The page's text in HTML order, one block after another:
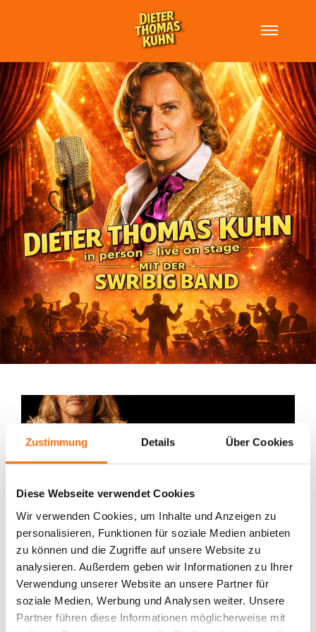
Zustimmung Details Über Cookies
Diese Webseite verwendet Cookies
Wir verwenden Cookies, um Inhalte und Anzeigen zu
personalisieren, Funktionen für soziale Medien anbieten
zu können und die Zugriffe auf unsere Website zu
analysieren. Außerdem geben wir Informationen zu Ihrer
Verwendung unserer Website an unsere Partner für
soziale Medien, Werbung und Analysen weiter. Unsere
Partner führen diese Informationen möglicherweise mit
Was in den 90er-Jahren als ironisch gemeintes
Schlagerprojekt unter Tübinger Freunden begann,
wurde über Jahrzehnte zu einem
generationsübergreifenden Kultphänomen: Dieter
Thomas Kuhn & Band. Im Sommer 2024 begleitet